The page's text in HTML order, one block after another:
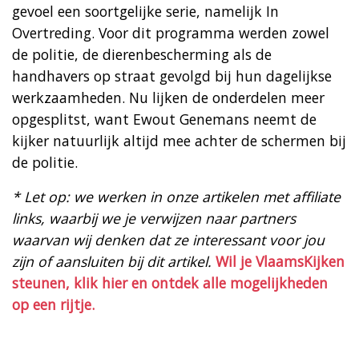
gevoel een soortgelijke serie, namelijk In
Overtreding. Voor dit programma werden zowel
de politie, de dierenbescherming als de
handhavers op straat gevolgd bij hun dagelijkse
werkzaamheden. Nu lijken de onderdelen meer
opgesplitst, want Ewout Genemans neemt de
kijker natuurlijk altijd mee achter de schermen bij
de politie.
* Let op: we werken in onze artikelen met affiliate
links, waarbij we je verwijzen naar partners
waarvan wij denken dat ze interessant voor jou
zijn of aansluiten bij dit artikel. Wil je VlaamsKijken
steunen, klik hier en ontdek alle mogelijkheden
op een rijtje.